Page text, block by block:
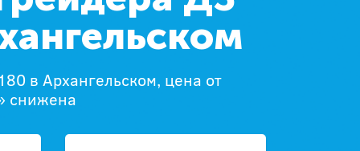
в Архангельском, цена от
снижена